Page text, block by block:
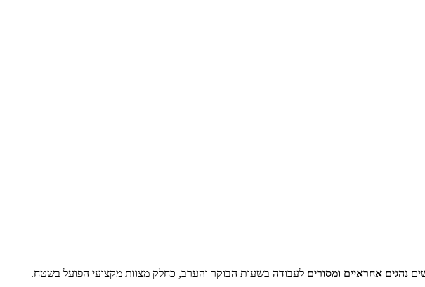
נהגים אחראיים ומסורים לעבודה בשעות הבוקר והערב, כחלק מצוות מקצועי הפועל בשטח.